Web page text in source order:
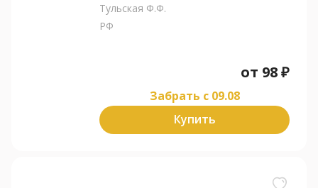
Тульская Ф.Ф.
РФ
от 98₽
Забрать c 09.08
Купить